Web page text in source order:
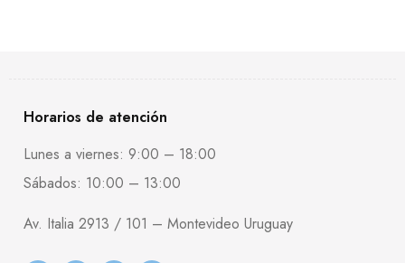
Horarios de atención
Lunes a viernes: 9:00 – 18:00
Sábados: 10:00 – 13:00
Av. Italia 2913 / 101 – Montevideo Uruguay